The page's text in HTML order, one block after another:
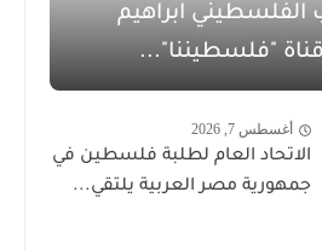
الفلسطيني ابراهيم
"فلسطيننا"...
أغسطس 7, 2026
الاتحاد العام لطلبة فلسطين في
جمهورية مصر العربية يلتقي...